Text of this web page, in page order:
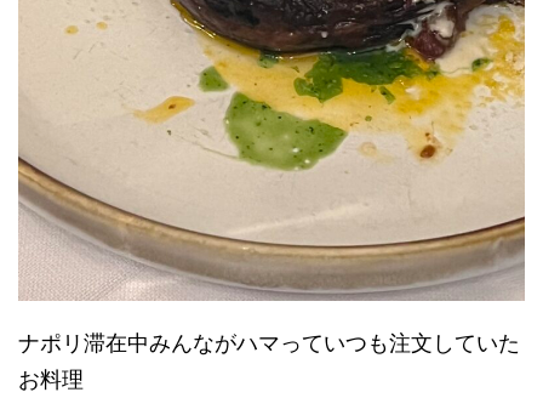
ナポリ滞在中みんながハマっていつも注文していた
お料理